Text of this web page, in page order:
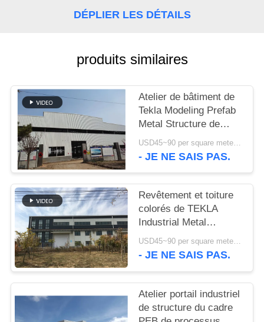
NOUVELLES
CAS
PLAN
DU
SITE
POLITIQUE
DE
CONFIDENTIALITÉ
DÉPLIER LES DÉTAILS
produits similaires
Atelier de bâtiment de
Tekla Modeling Prefab
Metal Structure de
haute résistance
USD45~90 per square meter MOQ:1000 mètres carrés
- JE NE SAIS PAS.
Revêtement et toiture
colorés de TEKLA
Industrial Metal
Workshop Building
USD45~90 per square meter MOQ:1000 mètres carrés
- JE NE SAIS PAS.
Atelier portail industriel
de structure du cadre